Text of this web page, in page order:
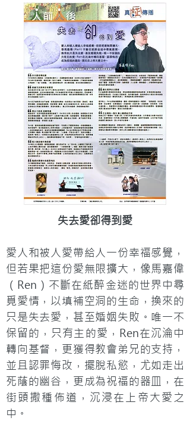
失去愛卻得到愛
愛人和被人愛帶給人一份幸福感覺，
但若果把這份愛無限擴大，像馬嘉偉
（Ren）不斷在紙醉金迷的世界中尋
覓愛情，以填補空洞的生命，換來的
只是失去愛，甚至婚姻失敗。唯一不
保留的，只有主的愛，Ren在沉淪中
轉向基督，更獲得教會弟兄的支持，
並且認罪悔改，擺脫私慾，尤如走出
死蔭的幽谷，更成為祝福的器皿，在
街頭撒種佈道，沉浸在上帝大愛之
中。